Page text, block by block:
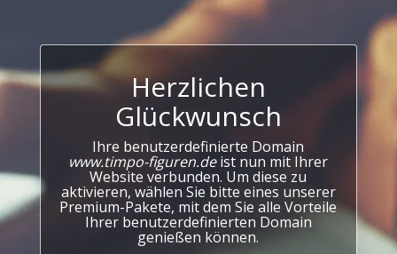
Herzlichen
Glückwunsch
Ihre benutzerdefinierte Domain
www.timpo-figuren.deist nun mit Ihrer
Website verbunden. Um diese zu
aktivieren, wählen Sie bitte eines unserer
Premium-Pakete, mit dem Sie alle Vorteile
Ihrer benutzerdefinierten Domain
genießen können.